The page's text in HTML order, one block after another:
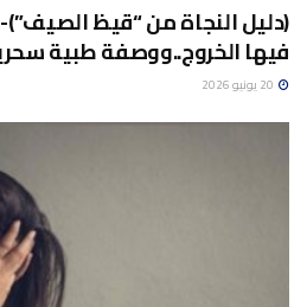
(دليل النجاة من “قيظ
فيها الخروج..ووصفة طبية